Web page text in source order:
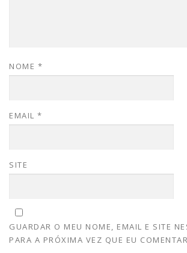
NOME *
EMAIL *
SITE
GUARDAR O MEU NOME, EMAIL E SITE
PARA A PRÓXIMA VEZ QUE EU